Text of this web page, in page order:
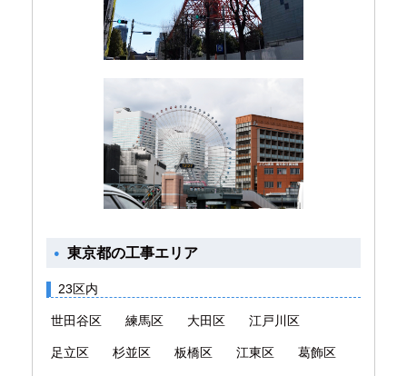
東京都の工事エリア
23区内
世田谷区 練馬区 大田区 江戸川区
足立区 杉並区 板橋区 江東区 葛飾区